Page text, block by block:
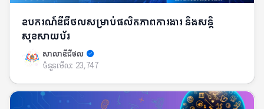
ឧបករណ៍ឌីជីថលសម្រាប់ផលិតភាពការងារ និងសន្តិ
សុខសាយប័រ
សាលាឌីជីថល
ចំនួនមើល: 23,747